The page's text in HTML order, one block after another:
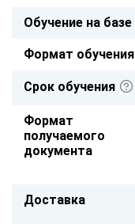
Обучение на базе
Формат обучения
Срок обучения
Формат
получаемого
документа
Доставка